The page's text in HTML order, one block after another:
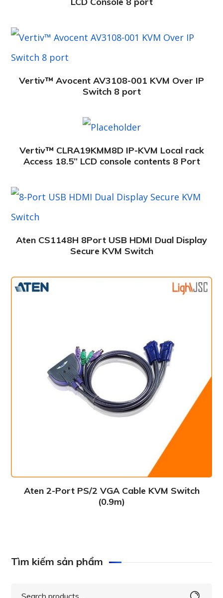
Vertiv™ Avocent AV3108-001 KVM Over IP
Switch 8 port
Vertiv™ CLRA19KMM8D IP-KVM Local rack
Access 18.5” LCD console contents 8 Port
Aten CS1148H 8Port USB HDMI Dual Display
Secure KVM Switch
Aten 2-Port PS/2 VGA Cable KVM Switch
(0.9m)
Tìm kiếm sản phẩm
Search